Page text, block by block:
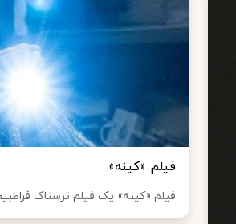
فیلم «کینه»
فیلم «کینه» یک فیلم ترسناک